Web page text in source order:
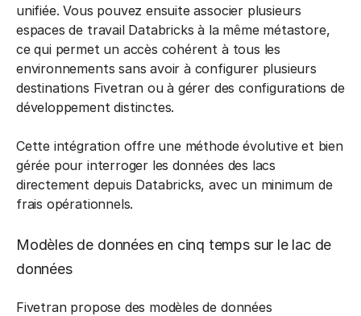
unifiée. Vous pouvez ensuite associer plusieurs
espaces de travail Databricks à la même métastore,
ce qui permet un accès cohérent à tous les
environnements sans avoir à configurer plusieurs
destinations Fivetran ou à gérer des configurations de
développement distinctes.
Cette intégration offre une méthode évolutive et bien
gérée pour interroger les données des lacs
directement depuis Databricks, avec un minimum de
frais opérationnels.
Modèles de données en cinq temps sur le lac de
données
Fivetran propose des modèles de données